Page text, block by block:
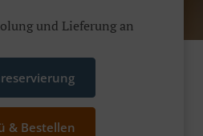
und Lieferung an
& Bestellen